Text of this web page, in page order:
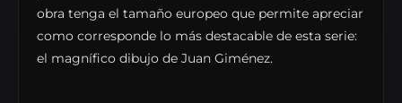
obra tenga el tamaño europeo que permite apreciar
como corresponde lo más destacable de esta serie:
el magnífico dibujo de Juan Giménez.